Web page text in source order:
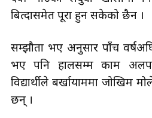
बित्दासमेत पूरा हुन सकेको छैन ।
सम्झौता भए अनुसार पाँच
भए पनि हालसम्म काम
विद्यार्थीले बर्खायाममा जोखिम
छन् ।